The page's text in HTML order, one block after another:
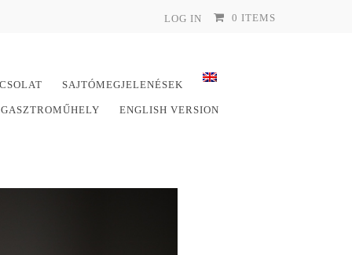
LOG IN 0 ITEMS
SAJTÓMEGJELENÉSEK
ENGLISH VERSION